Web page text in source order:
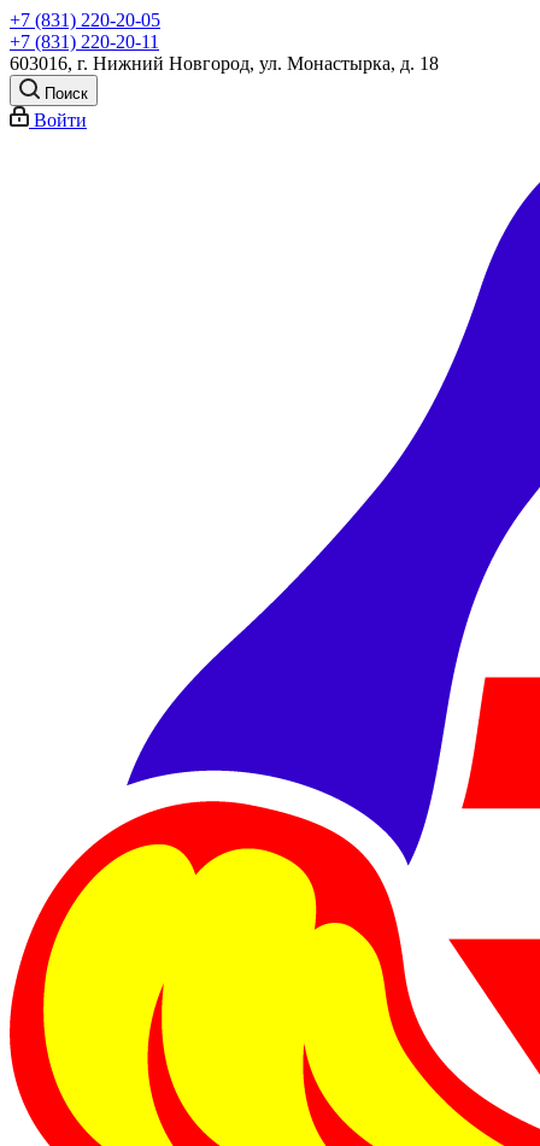
+7 (831) 220-20-05
+7 (831) 220-20-11
603016, г. Нижний Новгород, ул. Монастырка, д. 18
Поиск
Войти